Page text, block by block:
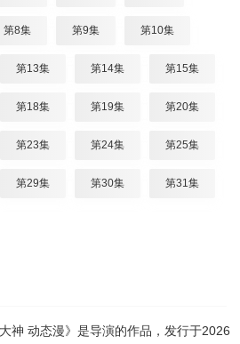
第8集 第9集 第10集
第13集 第14集 第15集
第18集 第19集 第20集
第23集 第24集 第25集
第29集 第30集 第31集
神 动态漫》是导演的作品，发行于2026